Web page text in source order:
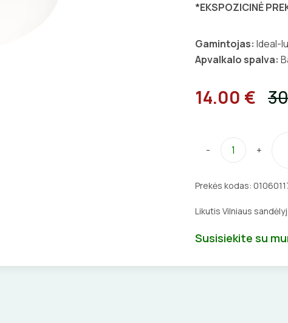
*EKSPOZICINĖ
Gamintojas: Ideal-
Apvalkalo spalva:
14.00 €
- +
Prekės kodas:
Likutis Vilniaus
Susisiekite su